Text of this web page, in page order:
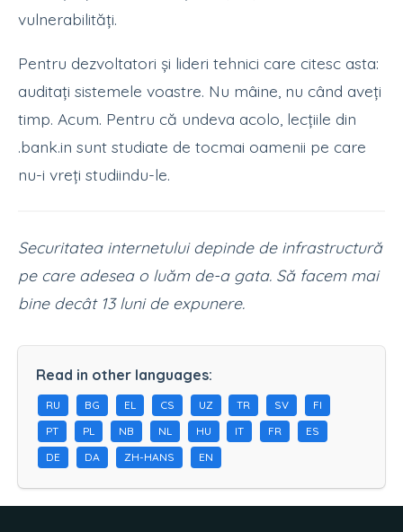
vulnerabilități.
Pentru dezvoltatori și lideri tehnici care citesc asta:
auditați sistemele voastre. Nu mâine, nu când aveți
timp. Acum. Pentru că undeva acolo, lecțiile din
.bank.in sunt studiate de tocmai oamenii pe care
nu-i vreți studiindu-le.
Securitatea internetului depinde de infrastructură
pe care adesea o luăm de-a gata. Să facem mai
bine decât 13 luni de expunere.
Read in other languages:
RU BG EL CS UZ TR SV
FI
PT
PL NB NL HU IT FR
ES
DE
DA ZH-HANS EN